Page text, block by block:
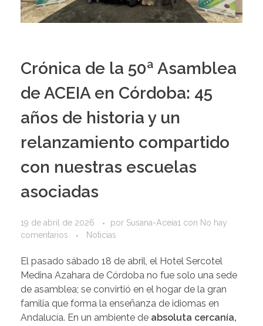
Crónica de la 50ª Asamblea
de ACEIA en Córdoba: 45
años de historia y un
relanzamiento compartido
con nuestras escuelas
asociadas
19 de abril de 2026 por Susana-Aceia1 con No hay
comentarios
Noticias
El pasado sábado 18 de abril, el Hotel Sercotel
Medina Azahara de Córdoba no fue solo una sede
de asamblea; se convirtió en el hogar de la gran
familia que forma la enseñanza de idiomas en
Andalucía. En un ambiente de absoluta cercanía,